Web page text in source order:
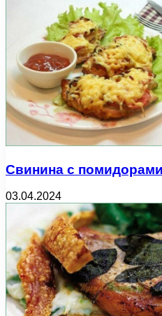
Свинина с
03.04.2024